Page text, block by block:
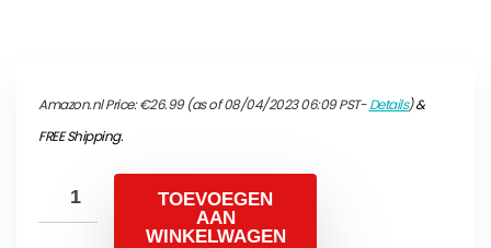
Amazon.nl Price:€26.99(as of 08/04/2023 06:09 PST-Details)&
FREE Shipping.
TOEVOEGEN
AAN
WINKELWAGEN